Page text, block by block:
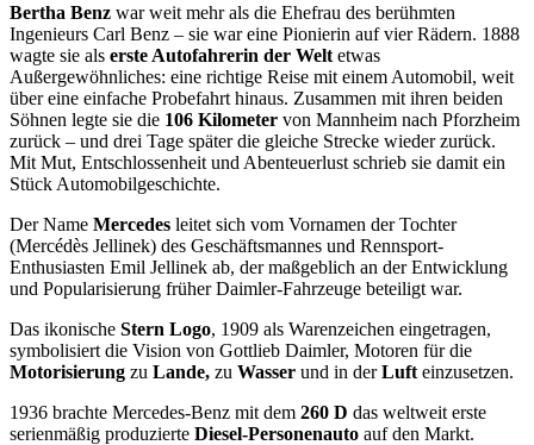
Bertha Benz war weit mehr als die Ehefrau des berühmten
Ingenieurs Carl Benz – sie war eine Pionierin auf vier Rädern. 1888
wagte sie als erste Autofahrerin der Welt etwas
Außergewöhnliches: eine richtige Reise mit einem Automobil, weit
über eine einfache Probefahrt hinaus. Zusammen mit ihren beiden
Söhnen legte sie die 106 Kilometer von Mannheim nach Pforzheim
zurück – und drei Tage später die gleiche Strecke wieder zurück.
Mit Mut, Entschlossenheit und Abenteuerlust schrieb sie damit ein
Stück Automobilgeschichte.
Der Name Mercedes leitet sich vom Vornamen der Tochter
(Mercédès Jellinek) des Geschäftsmannes und Rennsport-
Enthusiasten Emil Jellinek ab, der maßgeblich an der Entwicklung
und Popularisierung früher Daimler-Fahrzeuge beteiligt war.
Das ikonische Stern Logo, 1909 als Warenzeichen eingetragen,
symbolisiert die Vision von Gottlieb Daimler, Motoren für die
Motorisierung zu Lande, zu Wasser und in derLuft einzusetzen.
1936 brachte Mercedes-Benz mit dem 260 D das weltweit erste
serienmäßig produzierte Diesel-Personenauto auf den Markt.